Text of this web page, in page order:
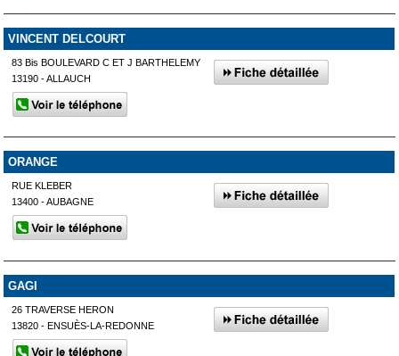
VINCENT DELCOURT
83 Bis BOULEVARD C ET J BARTHELEMY
13190 - ALLAUCH
ORANGE
RUE KLEBER
13400 - AUBAGNE
GAGI
26 TRAVERSE HERON
13820 - ENSUÈS-LA-REDONNE